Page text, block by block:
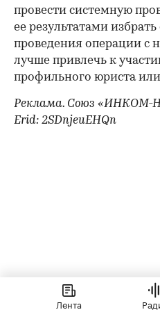
провести системную
ее результатами
проведения операции с
лучше привлечь к
профильного юриста
Реклама. Союз «ИНКОМ-
Erid: 2SDnjeuEHQn
Лента